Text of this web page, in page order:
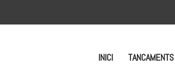
INICI TANCAMENTS